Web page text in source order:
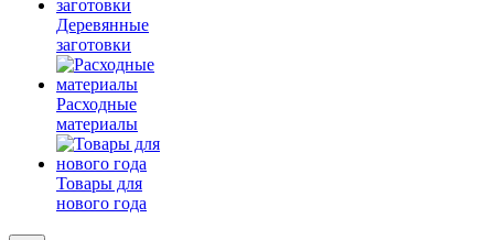
Деревянные
заготовки
Расходные
материалы
Товары для
нового года